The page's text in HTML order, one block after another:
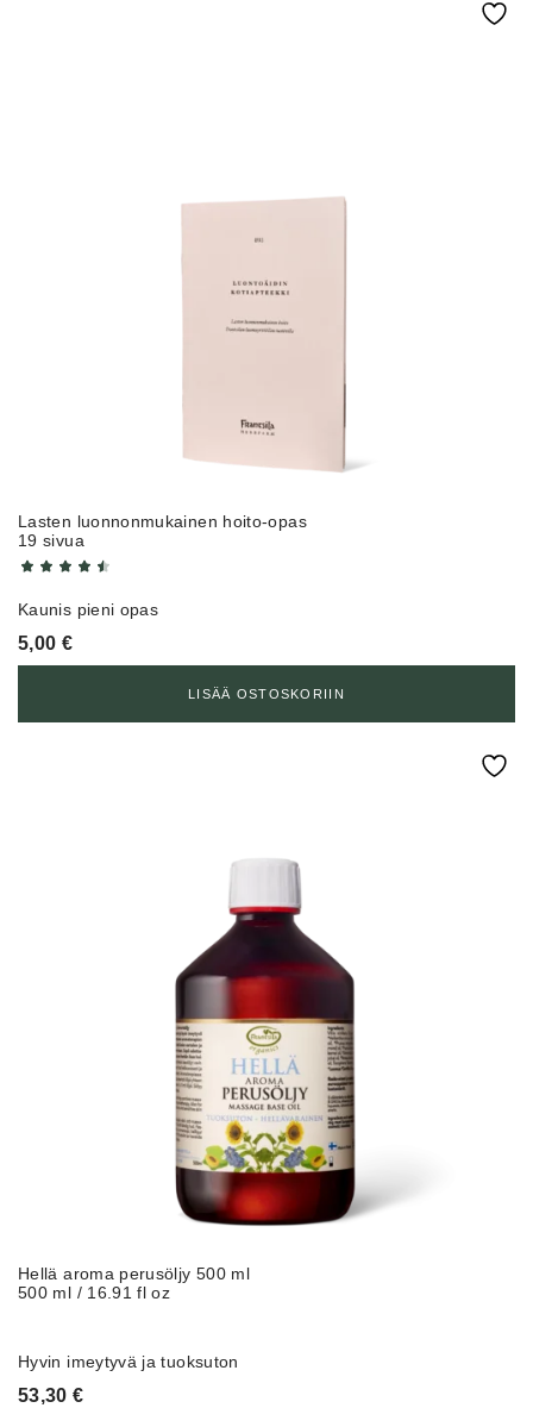
Lasten luonnonmukainen hoito-opas
19 sivua
Kaunis pieni opas
5,00 €
LISÄÄ OSTOSKORIIN
Hellä aroma perusöljy 500 ml
500 ml / 16.91 fl oz
Hyvin imeytyvä ja tuoksuton
53,30€